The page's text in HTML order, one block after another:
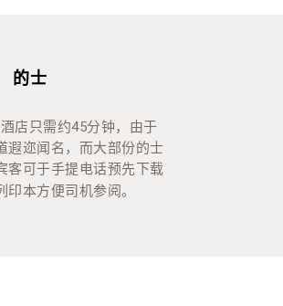
的士
店只需约45分钟，由于
遐迩闻名，而大部份的士
客可于手提电话预先下载
印本方便司机参阅。